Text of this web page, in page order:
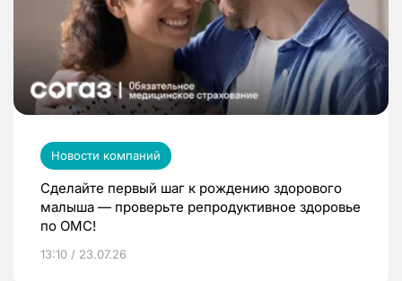
Новости компаний
Сделайте первый шаг к рождению здорового
малыша — проверьте репродуктивное здоровье
по ОМС!
13:10 / 23.07.26